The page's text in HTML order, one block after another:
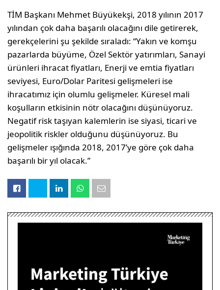
TİM Başkanı Mehmet Büyükekşi, 2018 yılının 2017
yılından çok daha başarılı olacağını dile getirerek,
gerekçelerini şu şekilde sıraladı: “Yakın ve komşu
pazarlarda büyüme, Özel Sektör yatırımları, Sanayi
ürünleri ihracat fiyatları, Enerji ve emtia fiyatları
seviyesi, Euro/Dolar Paritesi gelişmeleri ise
ihracatımız için olumlu gelişmeler. Küresel mali
koşulların etkisinin nötr olacağını düşünüyoruz.
Negatif risk taşıyan kalemlerin ise siyasi, ticari ve
jeopolitik riskler olduğunu düşünüyoruz. Bu
gelişmeler ışığında 2018, 2017’ye göre çok daha
başarılı bir yıl olacak.”